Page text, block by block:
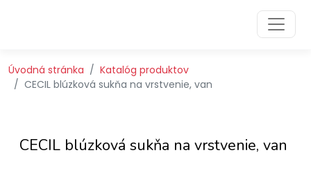
Úvodná stránka
Katalóg produktov
CECIL blúzková sukňa na vrstvenie, van
CECIL blúzková sukňa na vrstvenie, van